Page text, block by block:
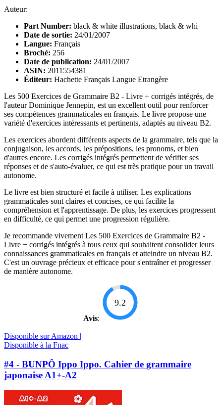
Auteur:
Part Number: black & white illustrations, black & whi
Date de sortie: 24/01/2007
Langue: Français
Broché: 256
Date de publication: 24/01/2007
ASIN: 2011554381
Éditeur: Hachette Français Langue Etrangère
Les 500 Exercices de Grammaire B2 - Livre + corrigés intégrés, de
l'auteur Dominique Jennepin, est un excellent outil pour renforcer
ses compétences grammaticales en français. Le livre propose une
variété d'exercices intéressants et pertinents, adaptés au niveau B2.
Les exercices abordent différents aspects de la grammaire, tels que la
conjugaison, les accords, les prépositions, les pronoms, et bien
d'autres encore. Les corrigés intégrés permettent de vérifier ses
réponses et de s'auto-évaluer, ce qui est très pratique pour un travail
autonome.
Le livre est bien structuré et facile à utiliser. Les explications
grammaticales sont claires et concises, ce qui facilite la
compréhension et l'apprentissage. De plus, les exercices progressent
en difficulté, ce qui permet une progression régulière.
Je recommande vivement Les 500 Exercices de Grammaire B2 -
Livre + corrigés intégrés à tous ceux qui souhaitent consolider leurs
connaissances grammaticales en français et atteindre un niveau B2.
C'est un ouvrage précieux et efficace pour s'entraîner et progresser
de manière autonome.
Avis:
9.2
Disponible sur Amazon |
Disponible à la Fnac
#4 - BUNPÔ Ippo Ippo. Cahier de grammaire
japonaise A1+-A2